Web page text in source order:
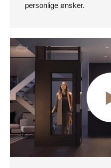
personlige ønsker.